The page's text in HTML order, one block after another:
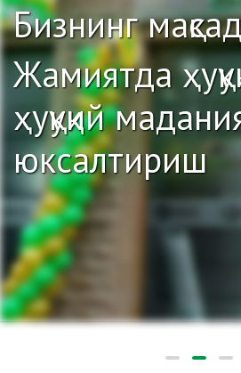
Бизнинг
Жамиятда
ҳуқуқий
юксалтириш